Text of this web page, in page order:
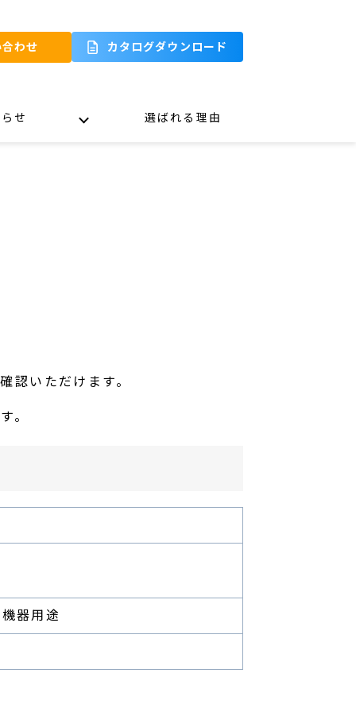
わせ カタログダウンロード
せ 選ばれる理由
認いただけます。
。
器用途